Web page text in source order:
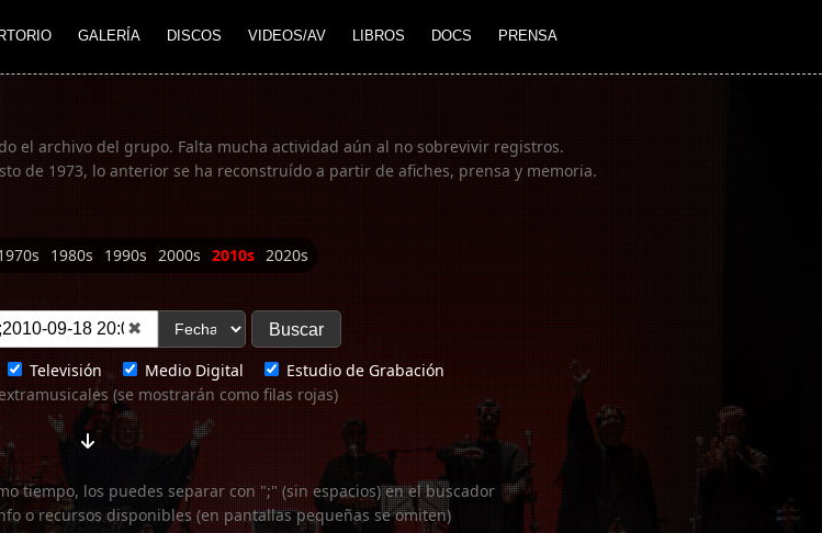
GALERÍA DISCOS VIDEOS/AV LIBROS DOCS PRENSA
el archivo del grupo. Falta mucha actividad aún al no sobrevivir registros.
de 1973, lo anterior se ha reconstruído a partir de afiches, prensa y memoria.
1980s 1990s 2000s 2010s 2020s
✖
Televisión Medio Digital
Estudio de Grabación
(se mostrarán como filas rojas)
tiempo, los puedes separar con ";" (sin espacios) en el buscador
o recursos disponibles (en pantallas pequeñas se omiten)